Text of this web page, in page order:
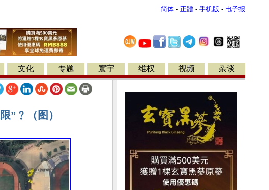
简体 - 正體 - 手机版 - 电子报
文化 专题 寰宇 维权 视频 杂谈
”﹖（图）